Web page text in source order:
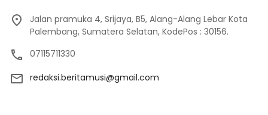
Jalan pramuka 4, Srijaya, B5, Alang-Alang Lebar Kota
Palembang, Sumatera Selatan, KodePos : 30156.
07115711330
redaksi.beritamusi@gmail.com